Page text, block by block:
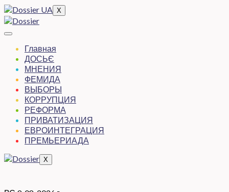
X
Главная
ДОСЬЄ
МНЕНИЯ
ФЕМИДА
ВЫБОРЫ
КОРРУПЦИЯ
РЕФОРМА
ПРИВАТИЗАЦИЯ
ЕВРОИНТЕГРАЦИЯ
ПРЕМЬЕРИАДА
X